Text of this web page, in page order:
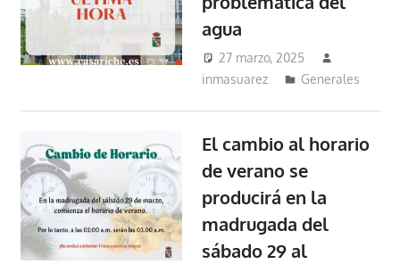
agua
27 marzo, 2025
inmasuarez
Generales
El cambio al horario
de verano se
producirá en la
madrugada del
sábado 29 al